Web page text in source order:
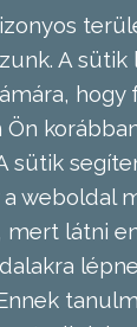
A
hogy
sütik
weboldal
mert látni